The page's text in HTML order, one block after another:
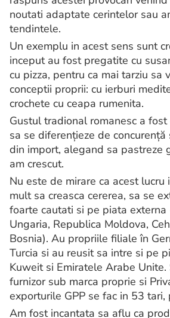
noutati adaptate cerintelor sau
tendintele.
Un exemplu in acest sens sunt
inceput au fost pregatite cu
cu pizza, pentru ca mai tarziu sa
conceptii proprii: cu ierburi
crochete cu ceapa rumenita.
Gustul tradional romanesc a
sa se diferențieze de
din import, alegand sa pastreze
am crescut.
Nu este de mirare ca acest
mult sa creasca cererea, sa se
foarte cautati si pe piata externa
Ungaria, Republica Moldova,
Bosnia). Au propriile filiale în
Turcia si au reusit sa intre si pe
Kuweit si Emiratele Arabe
furnizor sub marca proprie si
exporturile GPP se fac in 53 tari,
Am fost incantata sa aflu ca